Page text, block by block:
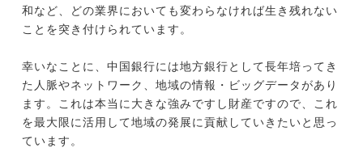
和など、どの業界においても変わらなければ生き残れない
ことを突き付けられています。
幸いなことに、中国銀行には地方銀行として長年培ってき
た人脈やネットワーク、地域の情報・ビッグデータがあり
ます。これは本当に大きな強みですし財産ですので、これ
を最大限に活用して地域の発展に貢献していきたいと思っ
ています。